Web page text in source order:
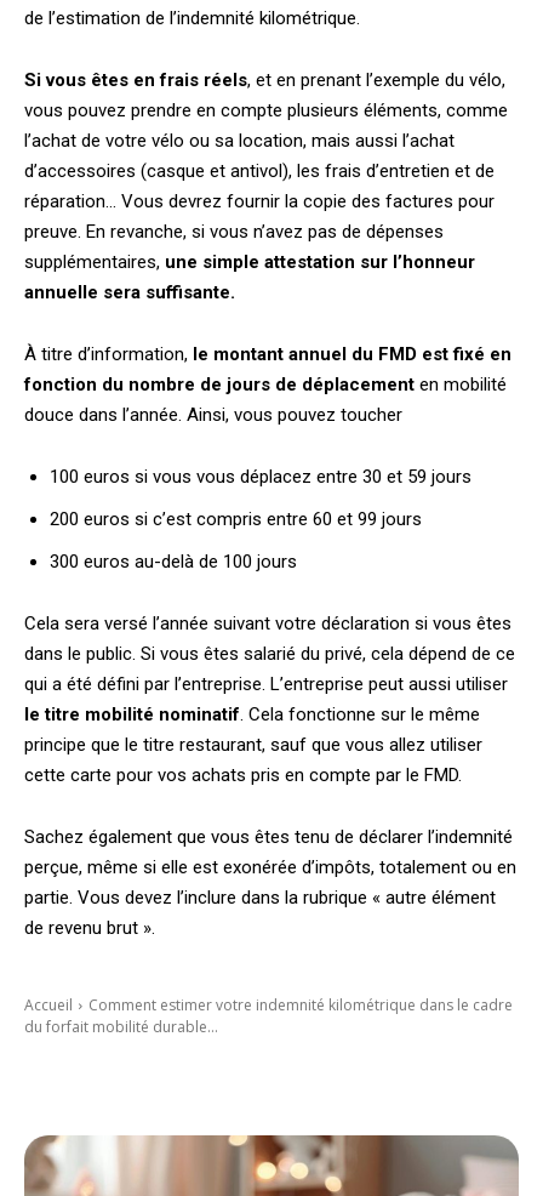
de l’estimation de l’indemnité kilométrique.
Si vous êtes en frais réels, et en prenant l’exemple du vélo,
vous pouvez prendre en compte plusieurs éléments, comme
l’achat de votre vélo ou sa location, mais aussi l’achat
d’accessoires (casque et antivol), les frais d’entretien et de
réparation… Vous devrez fournir la copie des factures pour
preuve. En revanche, si vous n’avez pas de dépenses
supplémentaires, une simple attestation sur l’honneur
annuelle sera suffisante.
À titre d’information, le montant annuel du FMD est fixé en
fonction du nombre de jours de déplacement en mobilité
douce dans l’année. Ainsi, vous pouvez toucher
100 euros si vous vous déplacez entre 30 et 59 jours
200 euros si c’est compris entre 60 et 99 jours
300 euros au-delà de 100 jours
Cela sera versé l’année suivant votre déclaration si vous êtes
dans le public. Si vous êtes salarié du privé, cela dépend de ce
qui a été défini par l’entreprise. L’entreprise peut aussi utiliser
le titre mobilité nominatif. Cela fonctionne sur le même
principe que le titre restaurant, sauf que vous allez utiliser
cette carte pour vos achats pris en compte par le FMD.
Sachez également que vous êtes tenu de déclarer l’indemnité
perçue, même si elle est exonérée d’impôts, totalement ou en
partie. Vous devez l’inclure dans la rubrique « autre élément
de revenu brut ».
Accueil
Comment estimer votre indemnité kilométrique dans le cadre
du forfait mobilité durable...